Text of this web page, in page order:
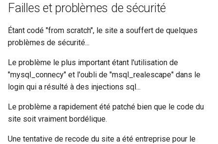
Failles et problèmes de sécurité
Étant codé "from scratch", le site a souffert de quelques
problèmes de sécurité...
Le problème le plus important étant l'utilisation de
"mysql_connecy" et l'oubli de "msql_realescape" dans le
login qui a résulté à des injections sql...
Le problème a rapidement été patché bien que le code du
site soit vraiment bordélique.
Une tentative de recode du site a été entreprise pour le